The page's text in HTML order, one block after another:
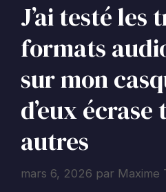
J’ai testé les
formats
sur mon
d’eux écrase
autres
mars 6, 2026 par Maxime